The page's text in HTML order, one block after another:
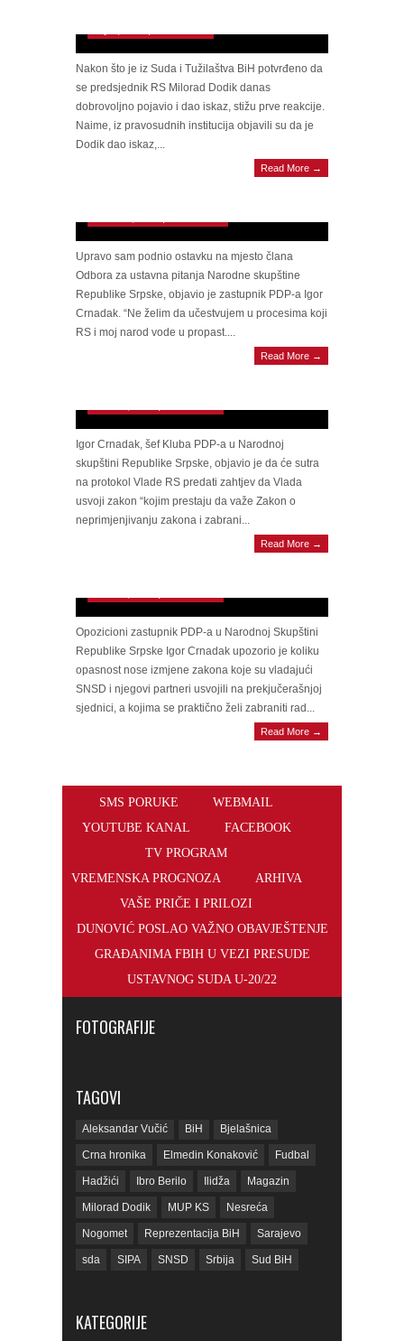
Nakon što je iz Suda i Tužilaštva BiH potvrđeno da
se predsjednik RS Milorad Dodik danas
dobrovoljno pojavio i dao iskaz, stižu prve reakcije.
Naime, iz pravosudnih institucija objavili su da je
Dodik dao iskaz,...
Read More →
SUMANUTE AKCIJE Dramatična objava
Crnatka: Upravo sam podnio ostavku. Ne
želim da učestvujem u procesima koji RS i
Upravo sam podnio ostavku na mjesto člana
Odbora za ustavna pitanja Narodne skupštine
Republike Srpske, objavio je zastupnik PDP-a Igor
Crnadak. “Ne želim da učestvujem u procesima koji
RS i moj narod vode u propast....
Read More →
POSLANIK PDP-A Crnadak najavio: Opasni
zakoni moraju biti poništeni. Predat ću
Igor Crnadak, šef Kluba PDP-a u Narodnoj
skupštini Republike Srpske, objavio je da će sutra
na protokol Vlade RS predati zahtjev da Vlada
usvoji zakon “kojim prestaju da važe Zakon o
neprimjenjivanju zakona i zabrani...
Read More →
TRAŽI DA SE URAZUME Crnadak
upozorava: Zakoni koje je usvojila SNSD
većina otvorili su put sukobima. Šta hoćete,
Opozicioni zastupnik PDP-a u Narodnoj Skupštini
Republike Srpske Igor Crnadak upozorio je koliku
opasnost nose izmjene zakona koje su vladajući
SNSD i njegovi partneri usvojili na prekjučerašnjoj
sjednici, a kojima se praktično želi zabraniti rad...
Read More →
SMS PORUKE
WEBMAIL
YOUTUBE KANAL
FACEBOOK
TV PROGRAM
VREMENSKA PROGNOZA
ARHIVA
VAŠE PRIČE I PRILOZI
DUNOVIĆ POSLAO VAŽNO OBAVJEŠTENJE
GRAĐANIMA FBIH U VEZI PRESUDE
USTAVNOG SUDA U-20/22
FOTOGRAFIJE
TAGOVI
Aleksandar Vučić BiH Bjelašnica
Crna hronika Elmedin Konaković Fudbal
Hadžići Ibro Berilo Ilidža Magazin
Milorad Dodik MUP KS Nesreća
Nogomet Reprezentacija BiH Sarajevo
sda SIPA SNSD Srbija Sud BiH
KATEGORIJE